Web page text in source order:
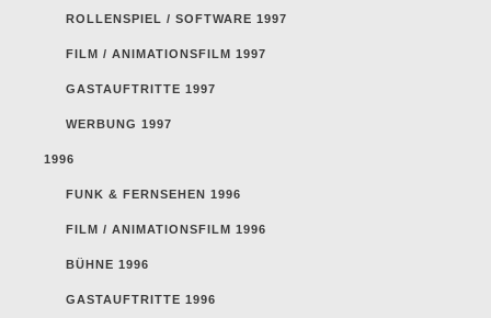
ROLLENSPIEL / SOFTWARE 1997
FILM / ANIMATIONSFILM 1997
GASTAUFTRITTE 1997
WERBUNG 1997
1996
FUNK & FERNSEHEN 1996
FILM / ANIMATIONSFILM 1996
BÜHNE 1996
GASTAUFTRITTE 1996